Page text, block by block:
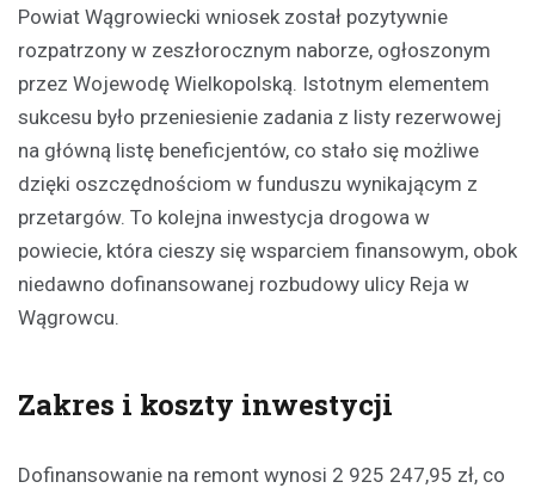
Powiat Wągrowiecki wniosek został pozytywnie
rozpatrzony w zeszłorocznym naborze, ogłoszonym
przez Wojewodę Wielkopolską. Istotnym elementem
sukcesu było przeniesienie zadania z listy rezerwowej
na główną listę beneficjentów, co stało się możliwe
dzięki oszczędnościom w funduszu wynikającym z
przetargów. To kolejna inwestycja drogowa w
powiecie, która cieszy się wsparciem finansowym, obok
niedawno dofinansowanej rozbudowy ulicy Reja w
Wągrowcu.
Zakres i koszty inwestycji
Dofinansowanie na remont wynosi 2 925 247,95 zł, co